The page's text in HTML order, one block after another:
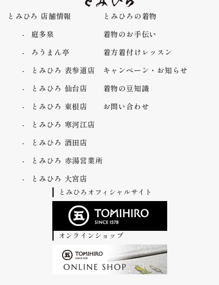
とみひろオフィシャルサイト
オンラインショップ
とみひろ 店舗情報
庭多泉
ろうまん亭
とみひろ 表参道店
とみひろ 仙台店
とみひろ 東根店
とみひろ 寒河江店
とみひろ 酒田店
とみひろ 赤湯営業所
とみひろ 大宮店
とみひろの着物
着物のお手伝い
着方着付けレッスン
キャンペーン・お知らせ
着物の豆知識
お問い合わせ